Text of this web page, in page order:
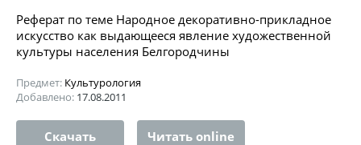
Реферат по теме Народное декоративно-прикладное
искусство как выдающееся явление художественной
культуры населения Белгородчины
Предмет: Культурология
Добавлено: 17.08.2011
Скачать Читать online